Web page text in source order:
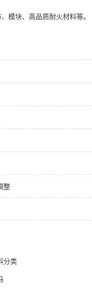
模块、高品质耐火材料等。
整
分类